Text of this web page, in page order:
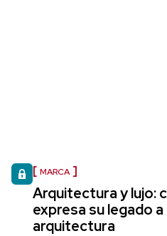
MARCA
Arquitectura y lujo:
expresa su legado
arquitectura